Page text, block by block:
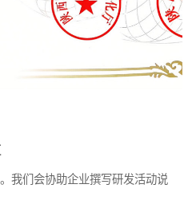
我们会协助企业撰写研发活动说